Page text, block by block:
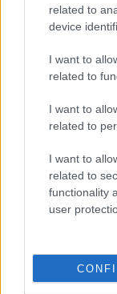
related to
device
I want to
related to
I want to
related to
I want to
related to
functionality
user
Cosa cambia a
europea sulla
Martina Marchesi · 5
PIÙ LETTI